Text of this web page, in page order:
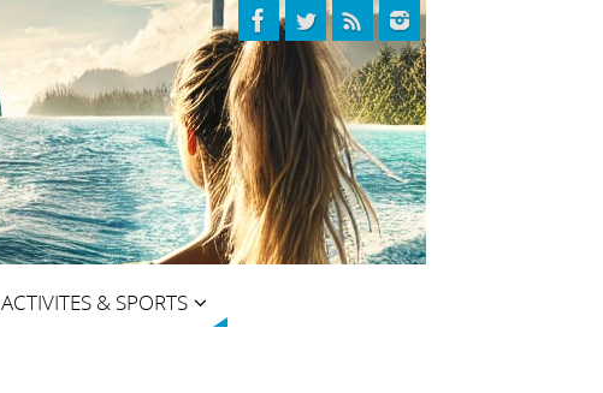
ACTIVITES & SPORTS